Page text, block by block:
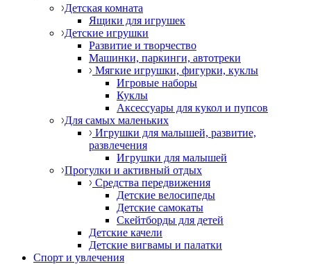
Детская комната
Ящики для игрушек
Детские игрушки
Развитие и творчество
Машинки, паркинги, автотреки
Мягкие игрушки, фигурки, куклы
Игровые наборы
Куклы
Аксессуары для кукол и пупсов
Для самых маленьких
Игрушки для малышей, развитие,
развлечения
Игрушки для малышей
Прогулки и активный отдых
Средства передвижения
Детские велосипеды
Детские самокаты
Скейтборды для детей
Детские качели
Детские вигвамы и палатки
Спорт и увлечения